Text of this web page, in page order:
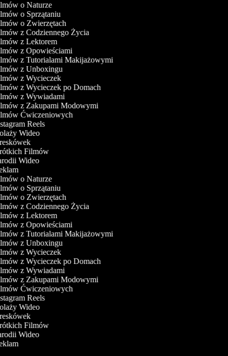
o Naturze
o Sprzątaniu
o Zwierzętach
z Codziennego Życia
z Lektorem
z Opowieściami
z Tutorialami Makijażowymi
z Unboxingu
z Wycieczek
z Wycieczek po Domach
z Wywiadami
z Zakupami Modowymi
Ćwiczeniowych
Reels
Wideo
Filmów
Wideo
o Naturze
o Sprzątaniu
o Zwierzętach
z Codziennego Życia
z Lektorem
z Opowieściami
z Tutorialami Makijażowymi
z Unboxingu
z Wycieczek
z Wycieczek po Domach
z Wywiadami
z Zakupami Modowymi
Ćwiczeniowych
Reels
Wideo
Filmów
Wideo